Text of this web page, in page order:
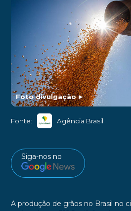
Foto divulgação►
Fonte: Agência Brasil
Siga-nos no
A produção de grãos no Brasil no